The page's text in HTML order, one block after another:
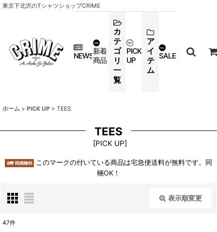
東京下北沢のTシャツショップCRIME
NEWS新着
商品
カ
テ
ゴ
リ
一
覧
PICK
UP
ア
イ
テ
ム
SALE
ホーム > PICK UP > TEES
TEES
[PICK UP]
このマークの付いている商品は宅急便送料が無料です。同
梱OK！
表示順変更
47件